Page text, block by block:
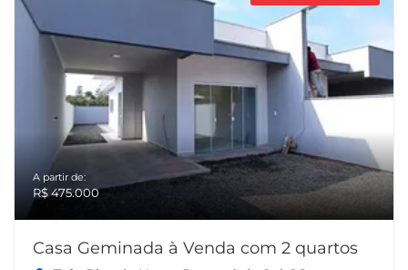
A partir de:
R$ 475.000
Casa Geminada à Venda com 2 quartos